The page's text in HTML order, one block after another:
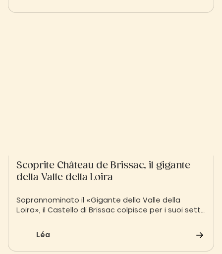
tranquillità e l'osservazione della natura selvaggia
Scoprite Château de Brissac, il gigante
della Valle della Loira
Soprannominato il «Gigante della Valle della
Loira», il Castello di Brissac colpisce per i suoi sette
dallo Slow Village, questo monumento storico
famiglia dei duchi di Brissac, vi apre le sue porte
Léa